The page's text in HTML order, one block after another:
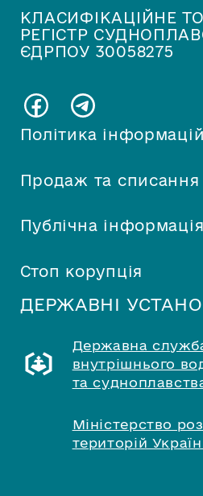
Політика
Продаж та списання
Публічна інформація
Стоп корупція
КЛАСИФІКАЦІЙНЕ
РЕГІСТР
ЄДРПОУ 30058275
ДЕРЖАВНІ
Державна
внутрішнього
та
Міністерство
територій